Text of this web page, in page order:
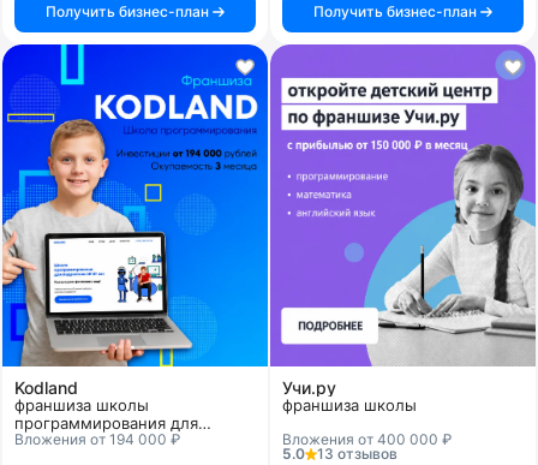
Получить бизнес-план
Получить бизнес-план
Kodland
франшиза школы
программирования для
подростков
Вложения от 194 000 ₽
Учи.ру
франшиза школы
Вложения от 400 000 ₽
5.0
13 отзывов